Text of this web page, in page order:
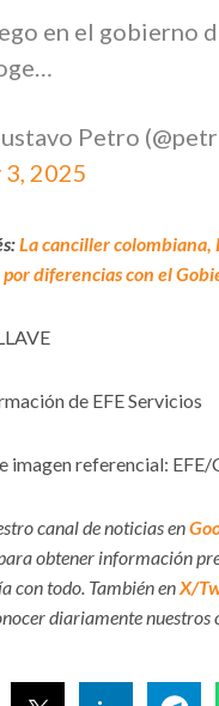
en el gobierno
Petro
3, 2025
La canciller colombiana,
diferencias con el
de EFE Servicios
imagen referencial:
canal de noticias en
obtener información
con todo. También enX/
diariamente nuestros